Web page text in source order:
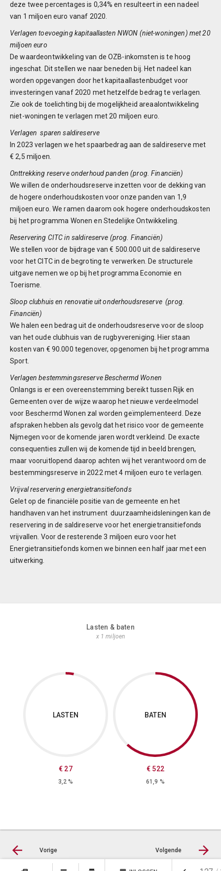
deze twee percentages is 0,34% en resulteert in een nadeel
van 1 miljoen euro vanaf 2020.
Verlagen toevoeging kapitaallasten NWON (niet-woningen) met 20
miljoen euro
De waardeontwikkeling van de OZB-inkomsten is te hoog
ingeschat. Dit stellen we naar beneden bij. Het nadeel kan
worden opgevangen door het kapitaallastenbudget voor
investeringen vanaf 2020 met hetzelfde bedrag te verlagen.
Zie ook de toelichting bij de mogelijkheid areaalontwikkeling
niet-woningen te verlagen met 20 miljoen euro.
Verlagen sparen saldireserve
In 2023 verlagen we het spaarbedrag aan de saldireserve met
€ 2,5 miljoen.
Onttrekking reserve onderhoud panden (prog. Financiën)
We willen de onderhoudsreserve inzetten voor de dekking van
de hogere onderhoudskosten voor onze panden van 1,9
miljoen euro. We ramen daarom ook hogere onderhoudskosten
bij het programma Wonen en Stedelijke Ontwikkeling.
Reservering CITC in saldireserve (prog. Financiën)
We stellen voor de bijdrage van € 500.000 uit de saldireserve
voor het CITC in de begroting te verwerken. De structurele
uitgave nemen we op bij het programma Economie en
Toerisme.
Sloop clubhuis en renovatie uit onderhoudsreserve (prog.
Financiën)
We halen een bedrag uit de onderhoudsreserve voor de sloop
van het oude clubhuis van de rugbyvereniging. Hier staan
kosten van € 90.000 tegenover, opgenomen bij het programma
Sport.
Verlagen bestemmingsreserve Beschermd Wonen
Onlangs is er een overeenstemming bereikt tussen Rijk en
Gemeenten over de wijze waarop het nieuwe verdeelmodel
voor Beschermd Wonen zal worden geïmplementeerd. Deze
afspraken hebben als gevolg dat het risico voor de gemeente
Nijmegen voor de komende jaren wordt verkleind. De exacte
consequenties zullen wij de komende tijd in beeld brengen,
maar vooruitlopend daarop achten wij het verantwoord om de
bestemmingsreserve in 2022 met 4 miljoen euro te verlagen.
Vrijval reservering energietransitiefonds
Gelet op de financiële positie van de gemeente en het
handhaven van het instrument duurzaamheidsleningen kan de
reservering in de saldireserve voor het energietransitiefonds
vrijvallen. Voor de resterende 3 miljoen euro voor het
Energietransitiefonds komen we binnen een half jaar met een
uitwerking.
Lasten & baten
x 1 miljoen
LASTEN
€ 27
3,2 %
BATEN
€ 522
61,9 %
Vorige Volgende